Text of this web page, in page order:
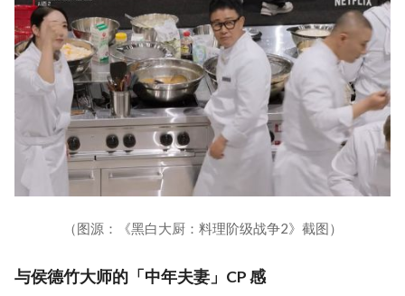
（图源：《黑白大厨：料理阶级战争2》截图）
与侯德竹大师的「中年夫妻」CP 感